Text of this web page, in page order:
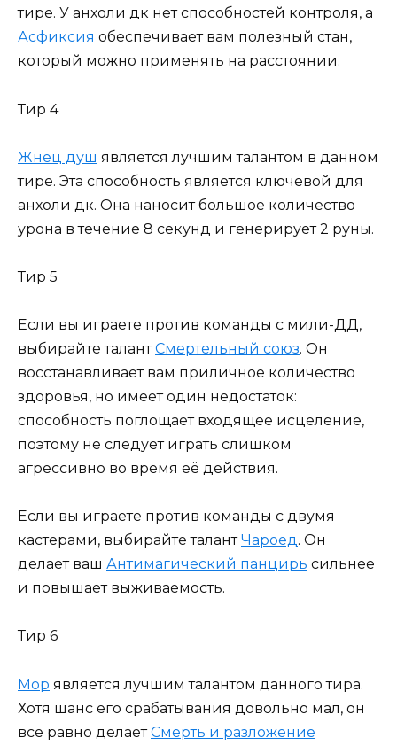
тире. У анхоли дк нет способностей контроля, а
Асфиксия обеспечивает вам полезный стан,
который можно применять на расстоянии.
Тир 4
Жнец душ является лучшим талантом в данном
тире. Эта способность является ключевой для
анхоли дк. Она наносит большое количество
урона в течение 8 секунд и генерирует 2 руны.
Тир 5
Если вы играете против команды с мили-ДД,
выбирайте талантСмертельный союз. Он
восстанавливает вам приличное количество
здоровья, но имеет один недостаток:
способность поглощает входящее исцеление,
поэтому не следует играть слишком
агрессивно во время её действия.
Если вы играете против команды с двумя
кастерами, выбирайте талантЧароед. Он
делает ваш Антимагический панцирь сильнее
и повышает выживаемость.
Тир 6
Мор является лучшим талантом данного тира.
Хотя шанс его срабатывания довольно мал, он
все равно делаетСмерть и разложение